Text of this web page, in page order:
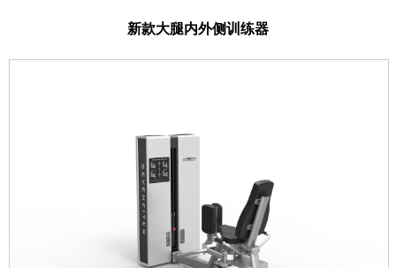
新款大腿内外侧训练器